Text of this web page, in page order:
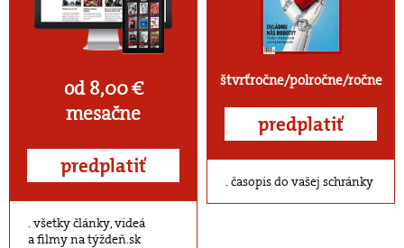
od 8,00 €
mesačne
predplatiť
všetky články, videá
a filmy na týždeň.sk
štvrťročne/polročne/ročne
predplatiť
časopis do vašej schránky